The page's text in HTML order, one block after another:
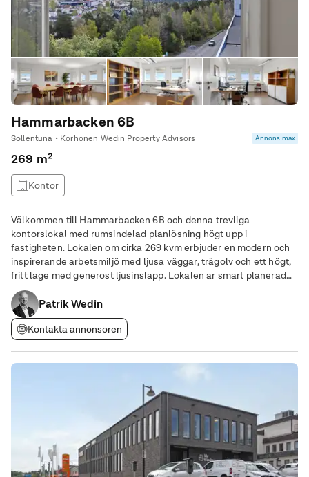
Hammarbacken 6B
Sollentuna • Korhonen Wedin Property Advisors Annons max
269 m²
Kontor
Välkommen till Hammarbacken 6B och denna trevliga
kontorslokal med rumsindelad planlösning högt upp i
fastigheten. Lokalen om cirka 269 kvm erbjuder en modern och
inspirerande arbetsmiljö med ljusa väggar, trägolv och ett högt,
fritt läge med generöst ljusinsläpp. Lokalen är smart planerad
med flera separata kontors/mötesrum i olika storlekar för att
Patrik Wedin
Kontakta annonsören